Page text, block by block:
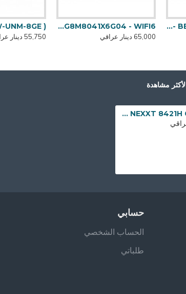
TPLINK DECO BE25 - BE3600 - WIFI7 - 2PCS
HUAWEI - EG8M8041X6G04 - WIFI6 - راوتر ضوئي وايفاي 6
65,000 دينار عراقي
55,750 دينار عراقي
الأكثر مشاهدة
ONU NEXXT 8421H GIGA - NEW
حسابي
الحساب الشخصي
طلباتي